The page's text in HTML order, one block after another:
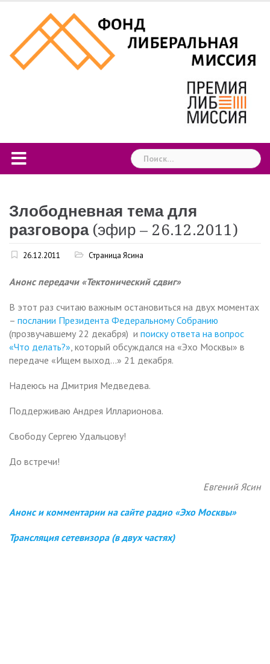
content
Найти:
Злободневная тема для
разговора(эфир – 26.12.2011)
26.12.2011 Страница Ясина
Анонс передачи «Тектонический сдвиг»
В этот раз считаю важным остановиться на двух моментах
– послании Президента Федеральному Собранию
(прозвучавшему 22 декабря) и поиску ответа на вопрос
«Что делать?» , который обсуждался на «Эхо Москвы» в
передаче «Ищем выход…» 21 декабря.
Надеюсь на Дмитрия Медведева.
Поддерживаю Андрея Илларионова.
Свободу Сергею Удальцову!
До встречи!
Евгений Ясин
Анонс и комментарии на сайте радио «Эхо Москвы»
Трансляция сетевизора (в двух частях)